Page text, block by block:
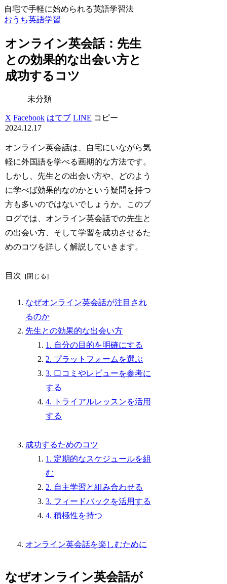
自宅で手軽に始められる英語学習法
おうち英語学習
オンライン英会話：先生
との効果的な出会い方と
成功するコツ
未分類
X Facebook はてブ LINE コピー
2024.12.17
オンライン英会話は、自宅にいながら気
軽に外国語を学べる画期的な方法です。
しかし、先生との出会い方や、どのよう
に学べば効果的なのかという疑問を持つ
方も多いのではないでしょうか。このブ
ログでは、オンライン英会話での先生と
の出会い方、そして学習を成功させるた
めのコツを詳しく解説していきます。
目次
なぜオンライン英会話が注目され
るのか
先生との効果的な出会い方
1. 自分の目的を明確にする
2. プラットフォームを選ぶ
3. 口コミやレビューを参考に
する
4. トライアルレッスンを活用
する
成功するためのコツ
1. 定期的なスケジュールを組
む
2. 自主学習と組み合わせる
3. フィードバックを活用する
4. 積極性を持つ
オンライン英会話を楽しむために
なぜオンライン英会話が